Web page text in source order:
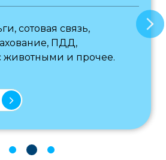
сотовая связь,
ПДД,
животными и прочее.